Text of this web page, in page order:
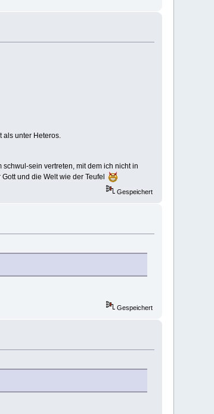
als unter Heteros.
sein vertreten, mit dem ich nicht in
und die Welt wie der Teufel
Gespeichert
Gespeichert